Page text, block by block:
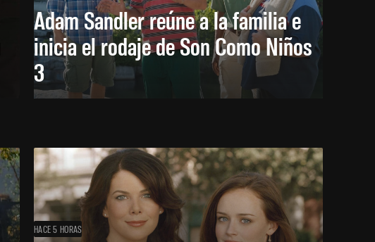
Adam Sandler reúne a la familia e
inicia el rodaje de Son Como Niños
3
HACE 5 HORAS